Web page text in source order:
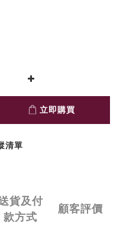
立即購買
清單
貨及付
款方式
顧客評價